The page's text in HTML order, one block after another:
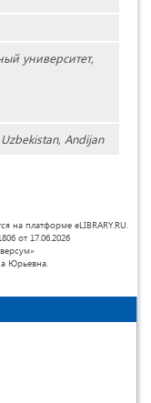
университет,
Andijan
на платформе eLIBRARY.RU.
от 17.06.2026
Юрьевна.